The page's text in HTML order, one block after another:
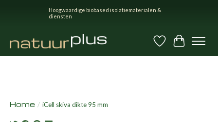
Hoogwaardige biobased isolatiematerialen &
diensten
Verlanglijst
Home / iCell skiva dikte 95 mm